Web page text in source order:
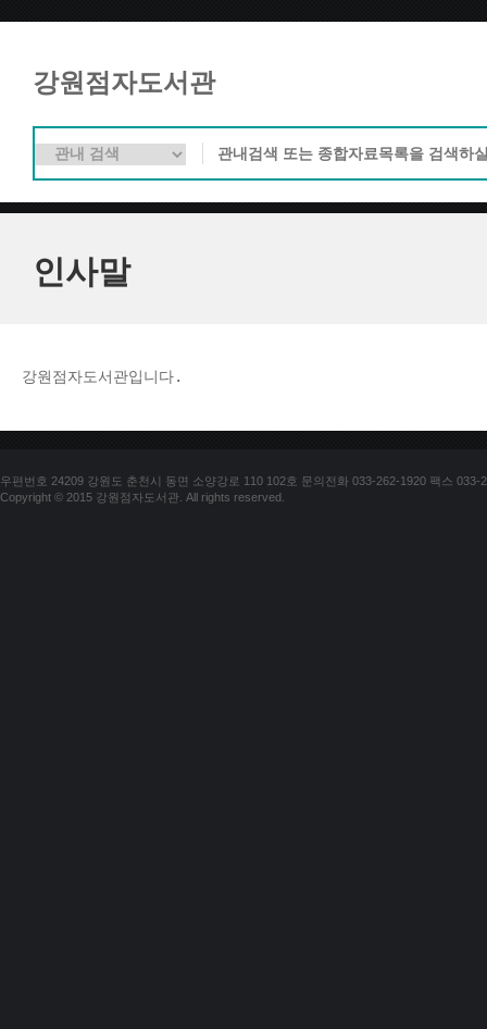
강원점자도서관
인사말
강원점자도서관입니다.
우편번호 24209 강원도 춘천시 동면 소양강로 110 102호 문의전화 033-262-1920 팩스 033-
Copyright © 2015 강원점자도서관. All rights reserved.